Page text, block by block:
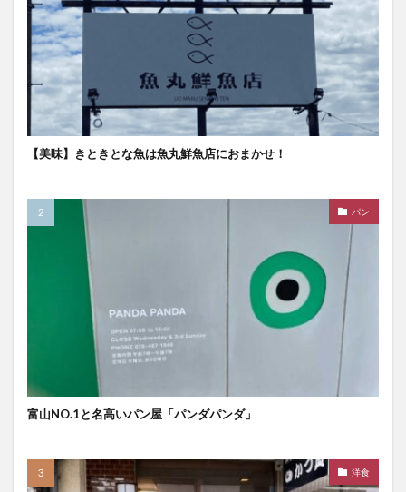
【美味】きときとな魚は魚丸鮮魚店におまかせ！
パン
富山NO.1と名高いパン屋「パンダパンダ」
洋食